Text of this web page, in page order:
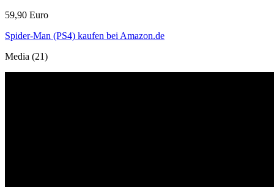
59,90 Euro
Spider-Man (PS4) kaufen bei Amazon.de
Media (21)